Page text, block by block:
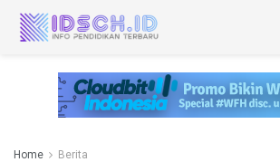
Home Berita